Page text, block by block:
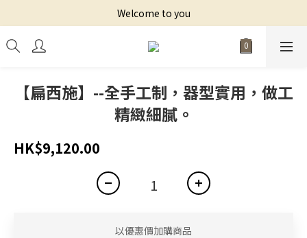
Welcome to you
【扁西施】--全手工制，器‮實型‬用，做工
精緻細膩。
HK$9,120.00
以優惠價加購商品